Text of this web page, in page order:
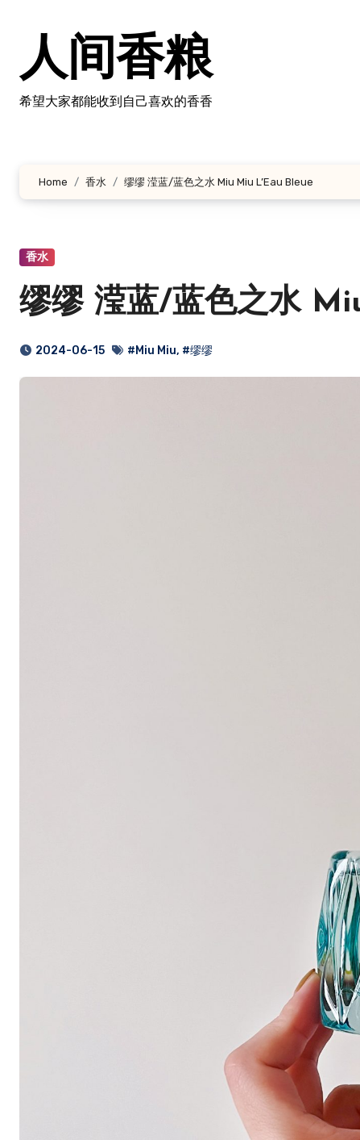
人间香粮
希望大家都能收到自己喜欢的香香
Home 香水 缪缪 滢蓝/蓝色之水 Miu Miu L’Eau Bleue
香水
缪缪 滢蓝/蓝色之水
2024-06-15 #Miu Miu, #缪缪